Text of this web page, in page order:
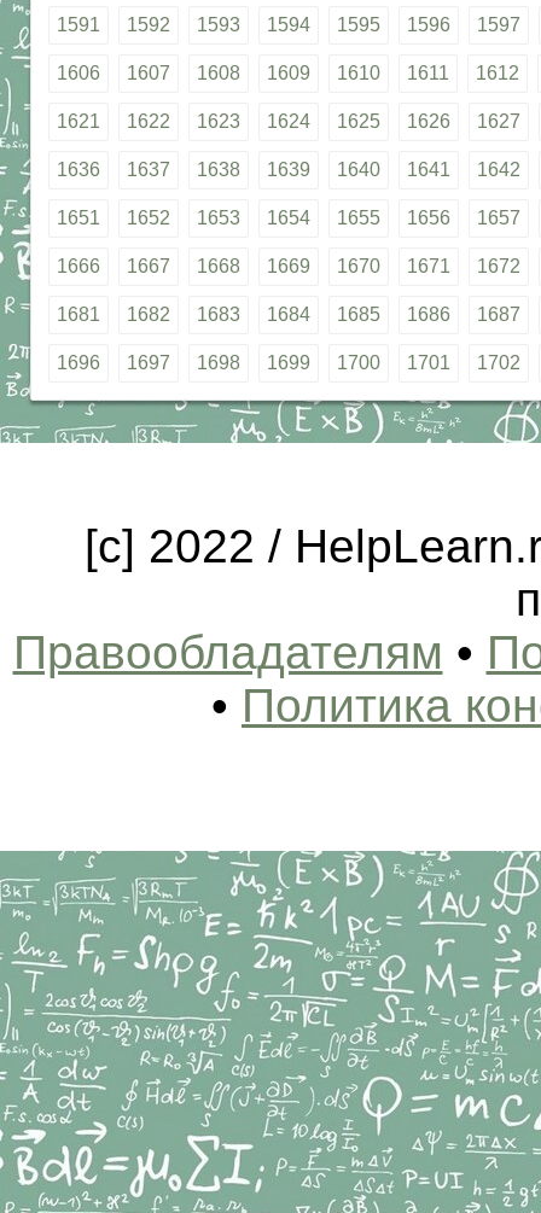
1591 1592 1593 1594 1595 1596 1597
1606 1607 1608 1609 1610 1611 1612
1621 1622 1623 1624 1625 1626 1627
1636 1637 1638 1639 1640 1641 1642
1651 1652 1653 1654 1655 1656 1657
1666 1667 1668 1669 1670 1671 1672
1681 1682 1683 1684 1685 1686 1687
1696 1697 1698 1699 1700 1701 1702
[c] 2022 /
Правообладателям •
• Политика